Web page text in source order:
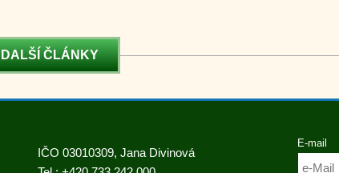
DALŠÍ ČLÁNKY
IČO 03010309, Jana Divinová
E-mail